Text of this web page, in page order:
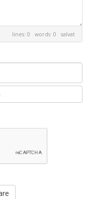
lines: 0 words: 0 salvat